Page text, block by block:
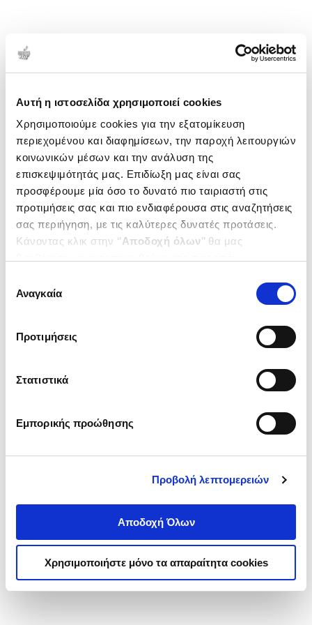
Αυτή η ιστοσελίδα χρησιμοποιεί cookies
Χρησιμοποιούμε cookies για την εξατομίκευση
περιεχομένου και διαφημίσεων, την παροχή λειτουργιών
κοινωνικών μέσων και την ανάλυση της
επισκεψιμότητάς μας. Επιδίωξη μας είναι σας
προσφέρουμε μία όσο το δυνατό πιο ταιριαστή στις
προτιμήσεις σας και πιο ενδιαφέρουσα στις αναζητήσεις
σας περιήγηση, με τις καλύτερες δυνατές προτάσεις.
Κάνοντας κλικ στην ‘’Αποδοχή όλων’’ θα μας
ενδιαφέρουν και να επιλέξετε από τα παρακάτω με την
΄΄και να ενημερωθείτε σχετικά με
συγκατάθεσης
Αναγκαία
Προτιμήσεις
Στατιστικά
Εμπορικής προώθησης
Προβολή λεπτομερειών
Αποδοχή Όλων
Χρησιμοποιήστε μόνο τα απαραίτητα cookies